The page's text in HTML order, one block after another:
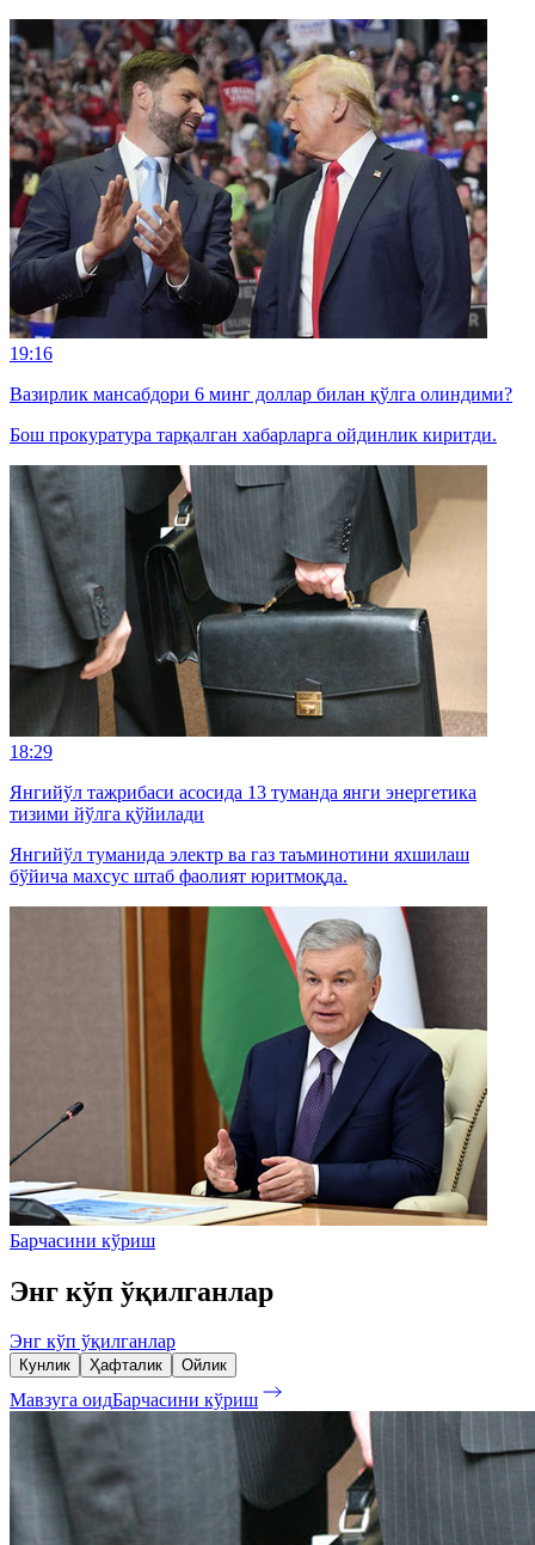
19:16
Вазирлик мансабдори 6 минг доллар билан қўлга олиндими?
Бош прокуратура тарқалган хабарларга ойдинлик киритди.
18:29
Янгийўл тажрибаси асосида 13 туманда янги энергетика
тизими йўлга қўйилади
Янгийўл туманида электр ва газ таъминотини яхшилаш
бўйича махсус штаб фаолият юритмоқда.
Барчасини кўриш
Энг кўп ўқилганлар
Энг кўп ўқилганлар
Кунлик Ҳафталик Ойлик
Мавзуга оидБарчасини кўриш